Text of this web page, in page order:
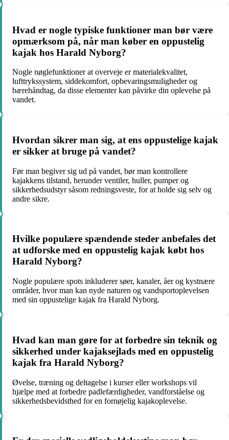
Hvad er nogle typiske funktioner man bør være
opmærksom på, når man køber en oppustelig
kajak hos Harald Nyborg?
Nogle nøglefunktioner at overveje er materialekvalitet,
lufttrykssystem, siddekomfort, opbevaringsmuligheder og
bærehåndtag, da disse elementer kan påvirke din oplevelse på
vandet.
Hvordan sikrer man sig, at ens oppustelige kajak
er sikker at bruge på vandet?
Før man begiver sig ud på vandet, bør man kontrollere
kajakkens tilstand, herunder ventiler, huller, pumper og
sikkerhedsudstyr såsom redningsveste, for at holde sig selv og
andre sikre.
Hvilke populære spændende steder anbefales det
at udforske med en oppustelig kajak købt hos
Harald Nyborg?
Nogle populære spots inkluderer søer, kanaler, åer og kystnære
områder, hvor man kan nyde naturen og vandsportoplevelsen
med sin oppustelige kajak fra Harald Nyborg.
Hvad kan man gøre for at forbedre sin teknik og
sikkerhed under kajaksejlads med en oppustelig
kajak fra Harald Nyborg?
Øvelse, træning og deltagelse i kurser eller workshops vil
hjælpe med at forbedre padlefærdigheder, vandforståelse og
sikkerhedsbevidsthed for en fornøjelig kajakoplevelse.